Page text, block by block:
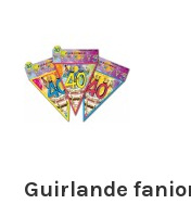
Guirlande